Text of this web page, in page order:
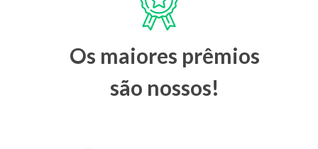
Os maiores prêmios
são nossos!